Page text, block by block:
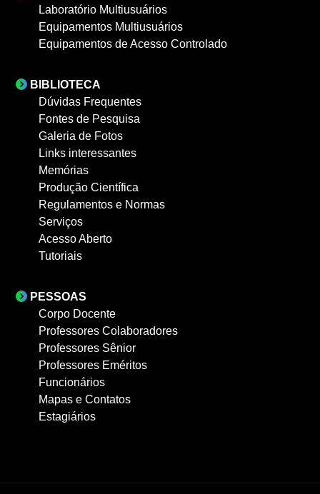
Laboratório Multiusuários
Equipamentos Multiusuários
Equipamentos de Acesso Controlado
BIBLIOTECA
Dúvidas Frequentes
Fontes de Pesquisa
Galeria de Fotos
Links interessantes
Memórias
Produção Científica
Regulamentos e Normas
Serviços
Acesso Aberto
Tutoriais
PESSOAS
Corpo Docente
Professores Colaboradores
Professores Sênior
Professores Eméritos
Funcionários
Mapas e Contatos
Estagiários